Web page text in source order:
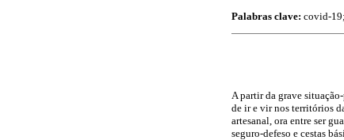
Palabras clave: covid-
A partir da grave
de ir e vir nos territórios
artesanal, ora entre ser
seguro-defeso e cestas